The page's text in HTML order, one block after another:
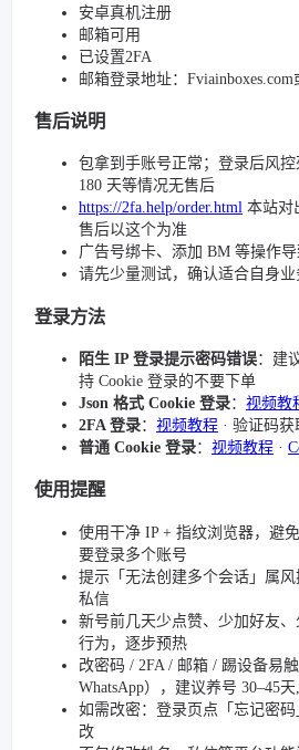
安卓真机注册
邮箱可用
已设置2FA
邮箱登录地址：Fviainboxes.com
售后说明
包拿到手账号正常；登录后风
180 天等情况无售后
https://2fa.help/order.html 本站对
售后以这个为准
广告号绑卡、添加 BM 等操作
请先少量测试，确认适合自身
登录方法
陌生 IP 登录提示密码错误：建
持 Cookie 登录的不要下单
Json 格式 Cookie 登录： 视频教
2FA 登录： 视频教程 · 验证码获
普通 Cookie 登录： 视频教程 ·
使用提醒
使用干净 IP + 指纹浏览器，避
要登录多个账号
提示「无法创建多个会话」属
私信
新号前几天少点赞、少加好友
行为，逐步预热
改密码 / 2FA / 邮箱 / 踢设备易
WhatsApp），建议养号 30–45
如需改密：登录页点「忘记密
改